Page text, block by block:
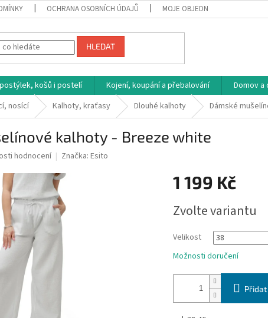
OCHRANA OSOBNÍCH ÚDAJŮ MOJE OBJEDNÁVKA
HLEDAT
košů i postelí Kojení, koupání a přebalování Domov
nosící Kalhoty, kraťasy Dlouhé kalhoty Dámské
kalhoty - Breeze white
hodnocení Značka: Esito
1 199 Kč
cena:
Zvolte variantu
Velikost
Možnosti doručení